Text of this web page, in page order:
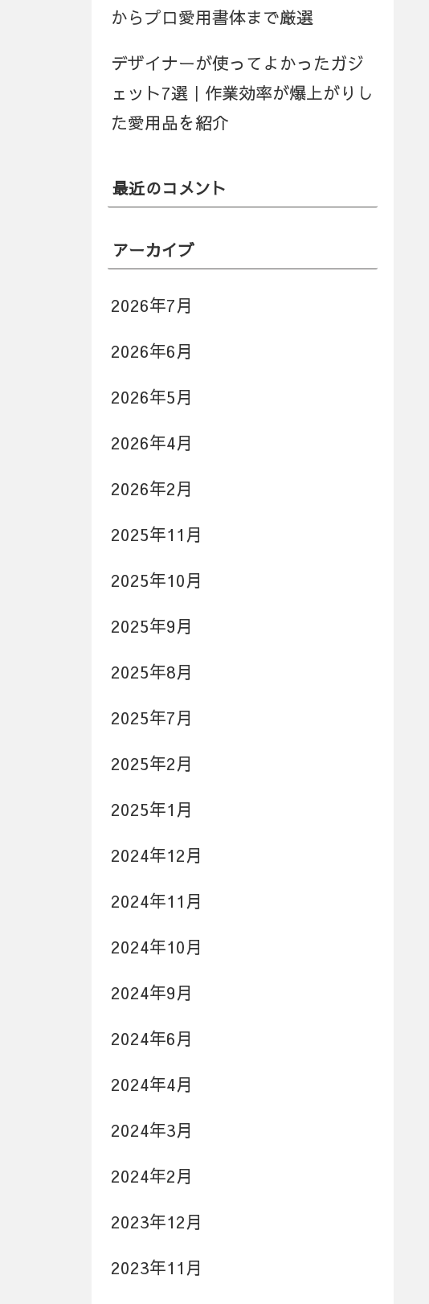
からプロ愛用書体まで厳選
デザイナーが使ってよかったガジ
ェット7選｜作業効率が爆上がりし
た愛用品を紹介
最近のコメント
アーカイブ
2026年7月
2026年6月
2026年5月
2026年4月
2026年2月
2025年11月
2025年10月
2025年9月
2025年8月
2025年7月
2025年2月
2025年1月
2024年12月
2024年11月
2024年10月
2024年9月
2024年6月
2024年4月
2024年3月
2024年2月
2023年12月
2023年11月